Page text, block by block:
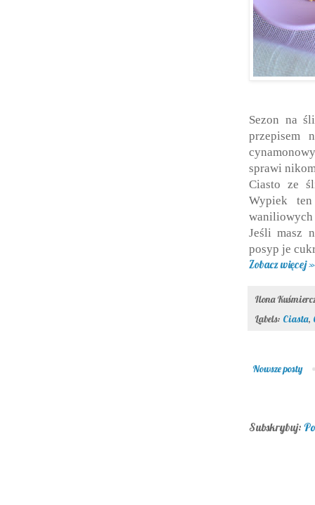
Sezon na
przepisem
sprawi
Ciasto ze
Wypiek
waniliowych
Jeśli masz
posyp je
Zobacz więcej »
Ilona
Labels: Ciasta,
Nowsze posty
Subskrybuj: